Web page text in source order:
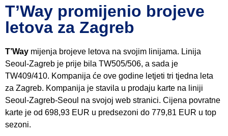
T’Way promijenio brojeve
letova za Zagreb
T’Way mijenja brojeve letova na svojim linijama. Linija
Seoul-Zagreb je prije bila TW505/506, a sada je
TW409/410. Kompanija će ove godine letjeti tri tjedna leta
za Zagreb. Kompanija je stavila u prodaju karte na liniji
Seoul-Zagreb-Seoul na svojoj web stranici. Cijena povratne
karte je od 698,93 EUR u predsezoni do 779,81 EUR u top
sezoni.